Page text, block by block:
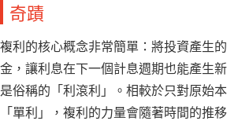
奇蹟
複利的核心概念非常簡單：將投資產生
金，讓利息在下一個計息週期也能產生
是俗稱的「利滾利」。相較於只對原始
「單利」，複利的力量會隨著時間的推